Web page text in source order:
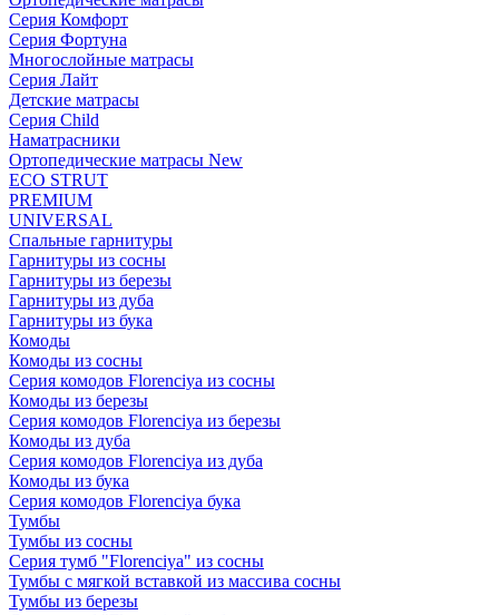
Серия Комфорт
Серия Фортуна
Многослойные матрасы
Серия Лайт
Детские матрасы
Серия Child
Наматрасники
Ортопедические матрасы New
ECO STRUT
PREMIUM
UNIVERSAL
Спальные гарнитуры
Гарнитуры из сосны
Гарнитуры из березы
Гарнитуры из дуба
Гарнитуры из бука
Комоды
Комоды из сосны
Серия комодов Florenciya из сосны
Комоды из березы
Серия комодов Florenciya из березы
Комоды из дуба
Серия комодов Florenciya из дуба
Комоды из бука
Серия комодов Florenciya бука
Тумбы
Тумбы из сосны
Серия тумб "Florenciya" из сосны
Тумбы с мягкой вставкой из массива сосны
Тумбы из березы